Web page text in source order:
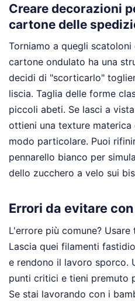
Creare decorazioni
cartone delle
Torniamo a quegli scatoloni
cartone ondulato ha una
decidi di "scorticarlo"
liscia. Taglia delle forme
piccoli abeti. Se lasci a
ottieni una texture
modo particolare. Puoi
pennarello bianco per
dello zucchero a velo sui
Errori da evitare
L'errore più comune?
Lascia quei filamenti
e rendono il lavoro sporco.
punti critici e tieni premuto
Se stai lavorando con i